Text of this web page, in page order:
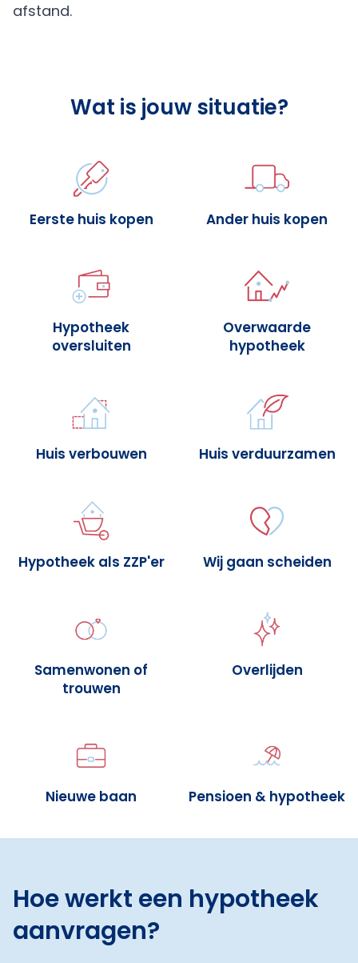
afstand.
Wat is jouw situatie?
Eerste huis kopen Ander huis kopen
Hypotheek
oversluiten
Overwaarde
hypotheek
Huis verbouwen Huis verduurzamen
Hypotheek als ZZP'er Wij gaan scheiden
Samenwonen of
trouwen
Overlijden
Nieuwe baan Pensioen & hypotheek
Hoe werkt een hypotheek
aanvragen?